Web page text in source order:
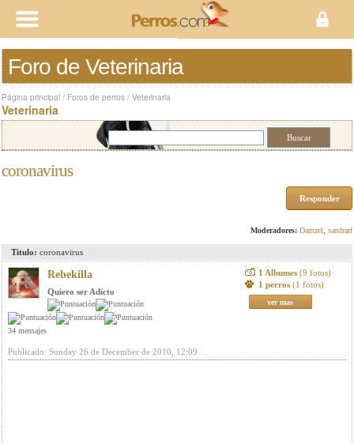
Foro de Veterinaria
Página principal / Foros de perros / Veterinaria
Veterinaria
coronavirus
Responder
Moderadores: Damzel sandrarf
Titulo: coronavirus
Rebekilla
Quiero ser Adicto
34 mensajes
1 Albumes (9 fotos)
1 perros (1 fotos)
ver mas
Publicado: Sunday 26 de December de 2010, 12:09